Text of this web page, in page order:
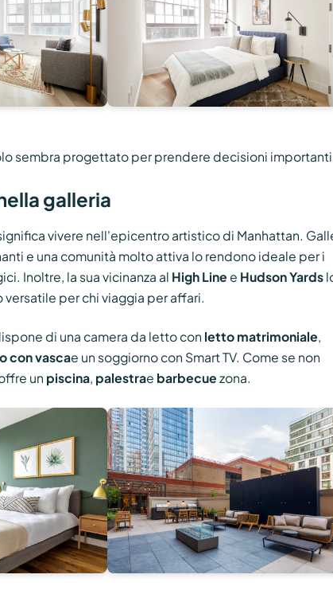
sembra progettato per prendere decisioni
galleria
vivere nell'epicentro artistico di Manhattan.
e una comunità molto attiva lo rendono ideale per i
Inoltre, la sua vicinanza al High Line e Hudson Yards
per chi viaggia per affari.
di una camera da letto con letto matrimoniale,
con vascae un soggiorno con Smart TV. Come se non
un piscina, palestrae barbecue zona.